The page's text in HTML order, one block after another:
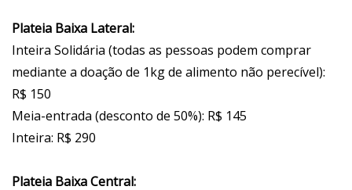
Plateia Baixa Lateral:
Inteira Solidária (todas as pessoas podem comprar
mediante a doação de 1kg de alimento não perecível):
R$ 150
Meia-entrada (desconto de 50%): R$ 145
Inteira: R$ 290
Plateia Baixa Central: